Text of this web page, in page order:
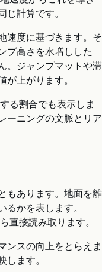
計算です。
速度に基づきます。そ
プ高さを水増しした
。ジャンプマットや滞
上がります。
る割合でも表示しま
ーニングの文脈とリア
もあります。地面を離
かを表します。
直接読み取ります。
ンスの向上をとらえま
ます。